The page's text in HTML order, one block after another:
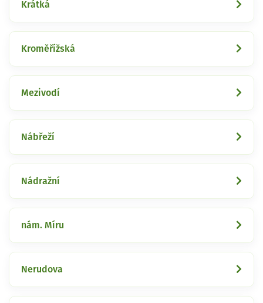
Krátká
Kroměřížská
Mezivodí
Nábřeží
Nádražní
nám. Míru
Nerudova